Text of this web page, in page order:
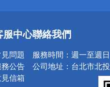
小心！
服中心
問題
公告
信箱
聯絡我們
服務時間： 週一至週
公司地址： 台北市北